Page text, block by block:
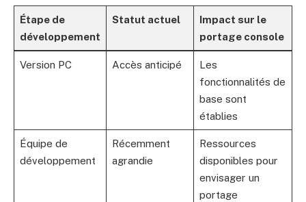
Étape de
développement
Statut actuel
Impact sur le
portage console
Version PC Accès anticipé
Les
fonctionnalités de
base sont
établies
Équipe de
développement
Récemment
agrandie
Ressources
disponibles pour
envisager un
portage